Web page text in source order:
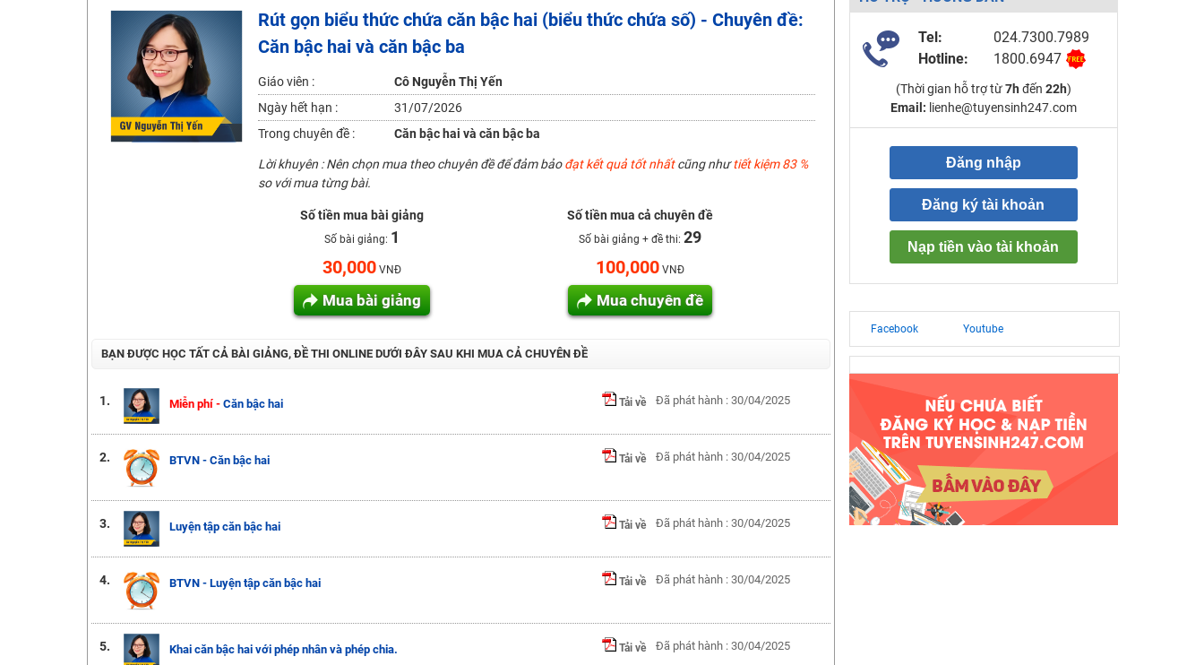
Học online lớp 2 với thầy cô giáo giỏi, nổi tiếng
2K6! Lộ Trình Sun 2024 - Ba bước luyện thi TN THPT - ĐH ít nhất 25 điểm
Hot! Lễ hội đồng giá 449K - 499K toàn bộ khoá học tại Tuyensinh247 (Từ 16-18/07/2025)
Khuyến Mãi Khoá Học 1K Chỉ Từ 11-13/09/2024
Đồng giá khóa học 499K - 399K (13/11-15/11)
Khai giảng khóa Ngữ văn 7 - xây nền vững chắc cho tương lai!
Luyện thi vào lớp 10 môn Toán, Văn, Hóa, Anh, Lý với giáo viên giỏi và nổi tiếng
Rút gọn biểu thức chứa căn bậc hai (biểu thức chứa số) - Chuyên đề:
Căn bậc hai và căn bậc ba
Giáo viên :
Cô Nguyễn Thị Yến
Ngày hết hạn :
31/07/2026
Trong chuyên đề :
Căn bậc hai và căn bậc ba
Lời khuyên : Nên chọn mua theo chuyên đề để đảm bảođạt kết quả tốt nhấtcũng nhưtiết kiệm 83 %
so với mua từng bài.
Số tiền mua bài giảng
Số bài giảng: 1
30,000VNĐ
Mua bài giảng
Số tiền mua cả chuyên đề
Số bài giảng + đề thi: 29
100,000 VNĐ
Mua chuyên đề
BẠN ĐƯỢC HỌC TẤT CẢ BÀI GIẢNG, ĐỀ THI ONLINE DƯỚI ĐÂY SAU KHI MUA CẢ CHUYÊN ĐỀ
1. Miễn phí - Căn bậc hai Tải về Đã phát hành : 30/04/2025
2. BTVN - Căn bậc hai Tải về Đã phát hành : 30/04/2025
3. Luyện tập căn bậc hai Tải về Đã phát hành : 30/04/2025
4. BTVN - Luyện tập căn bậc hai Tải về Đã phát hành : 30/04/2025
5. Khai căn bậc hai với phép nhân và phép chia. Tải về Đã phát hành : 30/04/2025
Tel:
024.7300.7989
Hotline:
1800.6947
(Thời gian hỗ trợ từ7h đến 22h)
Email: lienhe@tuyensinh247.com
Đăng nhập
Đăng ký tài khoản
Nạp tiền vào tài khoản
Facebook Youtube